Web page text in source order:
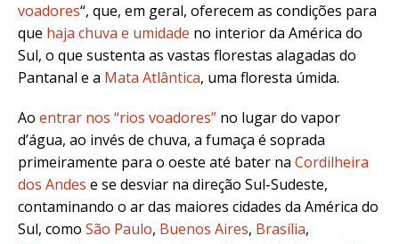
voadores“, que, em geral, oferecem as condições para
que haja chuva e umidade no interior da América do
Sul, o que sustenta as vastas florestas alagadas do
Pantanal e a Mata Atlântica, uma floresta úmida.
Ao entrar nos “rios voadores” no lugar do vapor
d’água, ao invés de chuva, a fumaça é soprada
primeiramente para o oeste até bater na Cordilheira
dos Andes e se desviar na direção Sul-Sudeste,
contaminando o ar das maiores cidades da América do
Sul, como São Paulo, Buenos Aires, Brasília,